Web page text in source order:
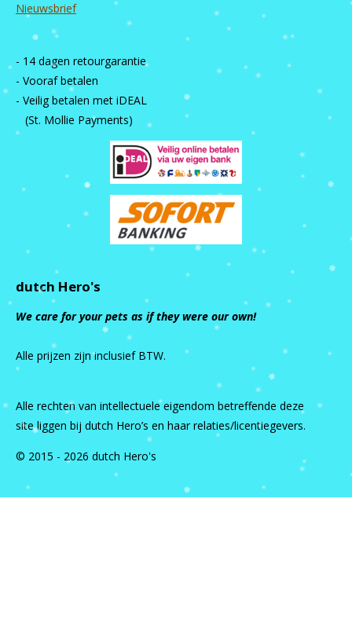
Nieuwsbrief
- 14 dagen retourgarantie
- Vooraf betalen
- Veilig betalen met iDEAL
(St. Mollie Payments)
dutch Hero's
We care for your pets as if they were our own!
Alle prijzen zijn inclusief BTW.
Alle rechten van intellectuele eigendom betreffende deze
site liggen bij dutch Hero’s en haar relaties/licentiegevers.
© 2015 - 2026 dutch Hero's